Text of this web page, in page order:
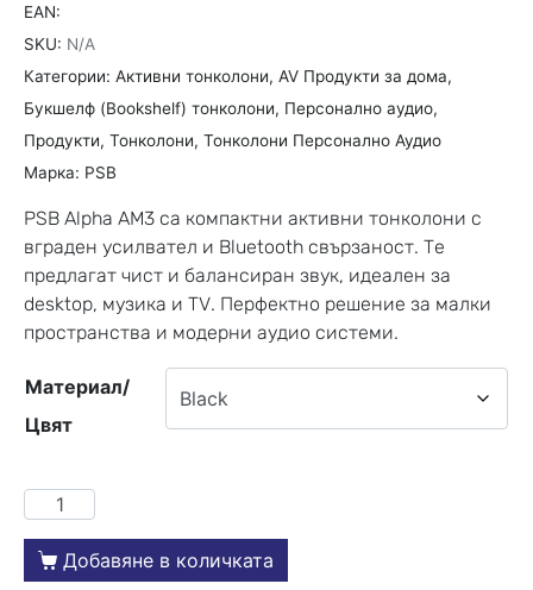
EAN:
SKU: N/A
Категории: Активни тонколони, AV Продукти за дома,
Букшелф (Bookshelf) тонколони, Персонално аудио,
Продукти, Тонколони, Тонколони Персонално Аудио
Марка: PSB
PSB Alpha AM3 са компактни активни тонколони с
вграден усилвател и Bluetooth свързаност. Те
предлагат чист и балансиран звук, идеален за
desktop, музика и TV. Перфектно решение за малки
пространства и модерни аудио системи.
Материал/
Цвят
Добавяне в количката